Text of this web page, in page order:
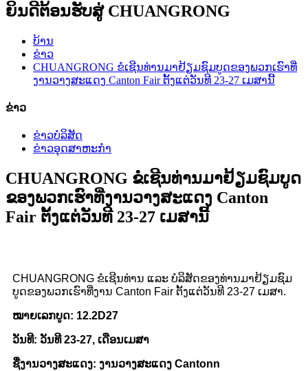
ຍິນດີຕ້ອນຮັບສູ່ CHUANGRONG
ບ້ານ
ຂ່າວ
CHUANGRONG ຂໍເຊີນທ່ານມາຢ້ຽມຊົມບູດຂອງພວກເຮົາທີ່
ງານວາງສະແດງ Canton Fair ຕັ້ງແຕ່ວັນທີ 23-27 ເມສານີ້
ຂ່າວ
ຂ່າວບໍລິສັດ
ຂ່າວອຸດສາຫະກຳ
CHUANGRONG ຂໍເຊີນທ່ານມາຢ້ຽມຊົມບູດ
ຂອງພວກເຮົາທີ່ງານວາງສະແດງ Canton
Fair ຕັ້ງແຕ່ວັນທີ 23-27 ເມສານີ້
CHUANGRONG ຂໍເຊີນທ່ານ ແລະ ບໍລິສັດຂອງທ່ານມາຢ້ຽມຊົມ
ບູດຂອງພວກເຮົາທີ່ງານ Canton Fair ຕັ້ງແຕ່ວັນທີ 23-27 ເມສາ.
ໝາຍເລກບູດ: 12.2D27
ວັນທີ: ວັນທີ 23-27, ເດືອນເມສາ
ຊື່ງານວາງສະແດງ: ງານວາງສະແດງ Cantonn